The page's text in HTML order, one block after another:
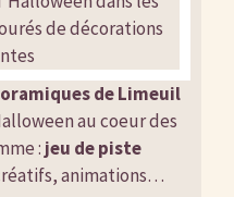
de Limeuil
au coeur des
: jeu de piste
animations…